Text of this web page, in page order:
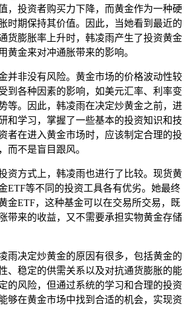
，投资者购买力下降，而黄金作为一种硬
时期保持其价值。因此，当她看到最近的
货膨胀率上升时，韩凌雨产生了投资黄金
黄金来对冲通胀带来的影响。
并非没有风险。黄金市场的价格波动性较
到各种因素的影响，如美元汇率、利率变
等。因此，韩凌雨在决定炒黄金之前，进
和学习，掌握了一些基本的投资知识和技
者在进入黄金市场时，应该制定合理的投
而不是盲目跟风。
资方式上，韩凌雨也进行了比较。现货黄
ETF等不同的投资工具各有优劣。她最终
金ETF，这种基金可以在交易所交易，既
带来的收益，又不需要承担实物黄金存储
雨决定炒黄金的原因有很多，包括黄金的
、稳定的供需关系以及对抗通货膨胀的能
的风险，但通过系统的学习和合理的投资
够在黄金市场中找到合适的机会，实现资